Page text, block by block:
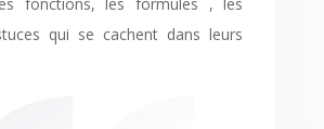
qui se cachent dans leurs